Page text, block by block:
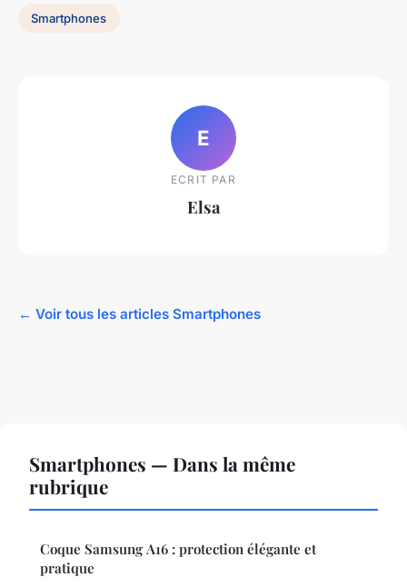
Smartphones
E
ECRIT PAR
Elsa
← Voir tous les articles Smartphones
Smartphones — Dans la même
rubrique
Coque Samsung A16 : protection élégante et
pratique